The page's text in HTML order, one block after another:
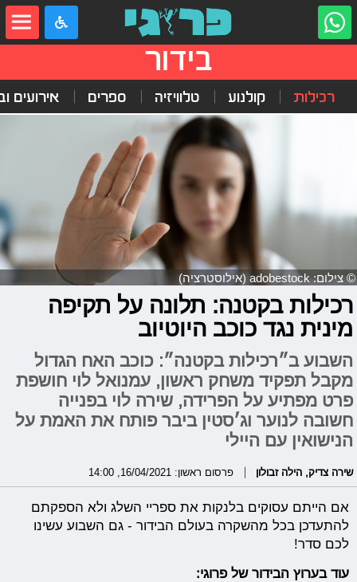
בידור
רכילות קולנוע טלוויזיה ספרים אירועים
© צילום: adobestock (אילוסטרציה)
רכילות בקטנה: תלונה על תקיפה
מינית נגד כוכב היוטיוב
השבוע ב״רכילות בקטנה״: כוכב האח הגדול
מקבל תפקיד משחק ראשון, עמנואל לוי חושפת
פרט מפתיע על הפרידה, שירה לוי בפנייה
חשובה לנוער וג׳סטין ביבר פותח את האמת על
הנישואין עם היילי
שירה צדיק, הילה זבולון פרסום ראשון: 16/04/2021, 14:00
אם הייתם עסוקים בלנקות את ספריי השלג ולא הספקתם
להתעדכן בכל מהשקרה בעולם הבידור - גם השבוע עשינו
לכם סדר!
עוד בערוץ הבידור של פרוגי: